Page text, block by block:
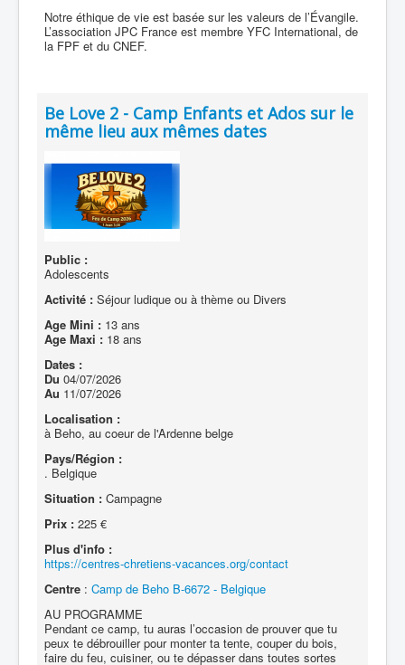
Notre éthique de vie est basée sur les valeurs de l’Évangile.
L’association JPC France est membre YFC International, de
la FPF et du CNEF.
Be Love 2 - Camp Enfants et Ados sur le
même lieu aux mêmes dates
Public :
Adolescents
Activité : Séjour ludique ou à thème ou Divers
Age Mini : 13 ans
Age Maxi : 18 ans
Dates :
Du 04/07/2026
Au 11/07/2026
Localisation :
à Beho, au coeur de l'Ardenne belge
Pays/Région :
. Belgique
Situation : Campagne
Prix : 225 €
Plus d'info :
https://centres-chretiens-vacances.org/contact
Centre : Camp de Beho B-6672 - Belgique
AU PROGRAMME
Pendant ce camp, tu auras l’occasion de prouver que tu
peux te débrouiller pour monter ta tente, couper du bois,
faire du feu, cuisiner, ou te dépasser dans toutes sortes